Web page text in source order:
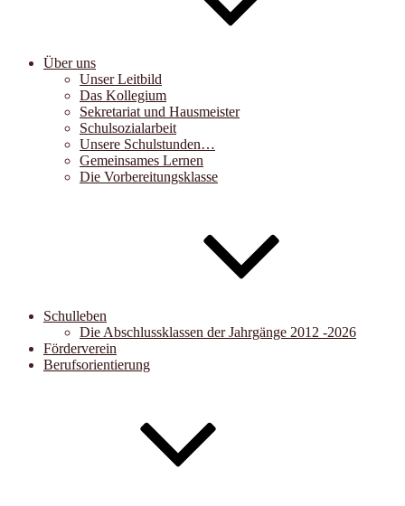
Über uns
Unser Leitbild
Das Kollegium
Sekretariat und Hausmeister
Schulsozialarbeit
Unsere Schulstunden…
Gemeinsames Lernen
Die Vorbereitungsklasse
Schulleben
Die Abschlussklassen der Jahrgänge 2012 -2026
Förderverein
Berufsorientierung